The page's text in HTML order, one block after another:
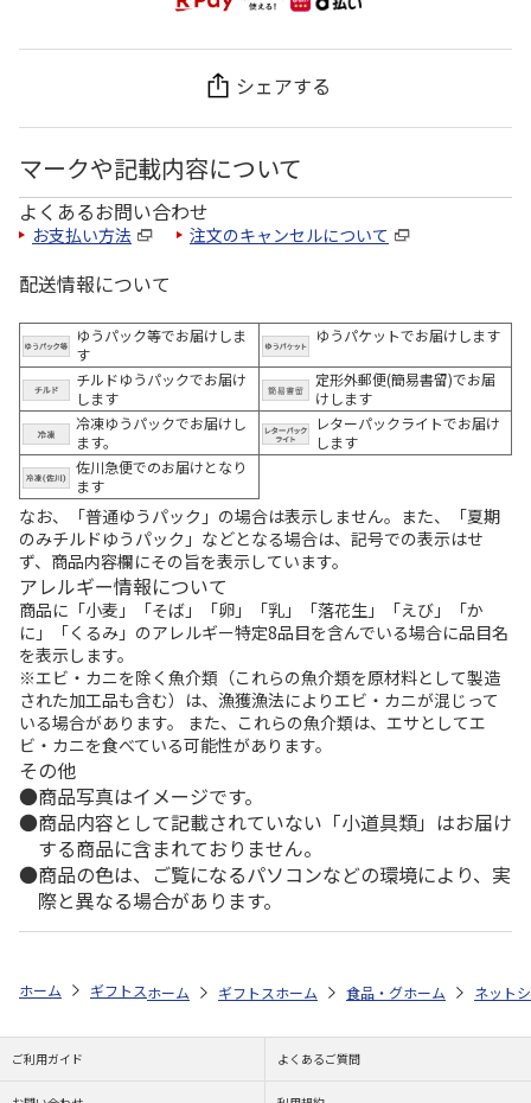
シェアする
マークや記載内容について
よくあるお問い合わせ
お支払い方法 注文のキャンセルについて
配送情報について
ゆうパック等でお届けしま
す
ゆうパケットでお届けします
チルドゆうパックでお届け
します
定形外郵便(簡易書留)でお届
けします
冷凍ゆうパックでお届けし
ます。
レターパックライトでお届け
します
佐川急便でのお届けとなり
ます
なお、「普通ゆうパック」の場合は表示しません。また、「夏期
のみチルドゆうパック」などとなる場合は、記号での表示はせ
ず、商品内容欄にその旨を表示しています。
アレルギー情報について
商品に「小麦」「そば」「卵」「乳」「落花生」「えび」「か
に」「くるみ」のアレルギー特定8品目を含んでいる場合に品目名
を表示します。
※エビ・カニを除く魚介類（これらの魚介類を原材料として製造
された加工品も含む）は、漁獲漁法によりエビ・カニが混じって
いる場合があります。 また、これらの魚介類は、エサとしてエ
ビ・カニを食べている可能性があります。
その他
商品写真はイメージです。
商品内容として記載されていない「小道具類」はお届け
する商品に含まれておりません。
商品の色は、ご覧になるパソコンなどの環境により、実
際と異なる場合があります。
ホーム ギフトストア 敬老の日ギフト・プレゼント特集 2026 スイー
ホーム ギフトストア 敬老の日ギフト・プレゼント
ホーム 食品・グルメストア シ
ホーム ネット
ご利用ガイド よくあるご質問